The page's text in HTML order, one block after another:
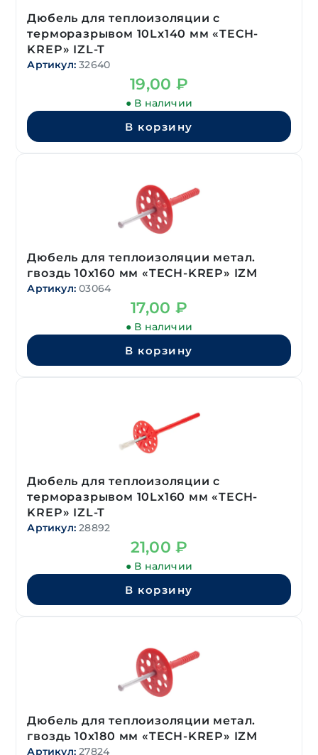
Дюбель для теплоизоляции с
терморазрывом 10Lх140 мм «TECH-
KREP» IZL-T
Артикул: 32640
19,00 ₽
● В наличии
В корзину
Дюбель для теплоизоляции метал.
гвоздь 10х160 мм «TECH-KREP» IZM
Артикул: 03064
17,00 ₽
● В наличии
В корзину
Дюбель для теплоизоляции с
терморазрывом 10Lх160 мм «TECH-
KREP» IZL-T
Артикул: 28892
21,00 ₽
● В наличии
В корзину
Дюбель для теплоизоляции метал.
гвоздь 10х180 мм «TECH-KREP» IZM
Артикул: 27824